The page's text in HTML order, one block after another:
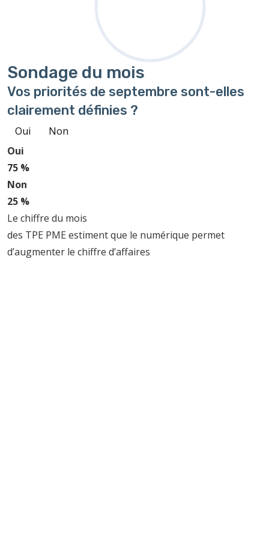
Sondage du mois
Vos priorités de septembre sont-elles
clairement définies ?
Oui
Non
Oui
75 %
Non
25 %
Le chiffre du mois
des TPE PME estiment que le numérique permet
d’augmenter le chiffre d’affaires